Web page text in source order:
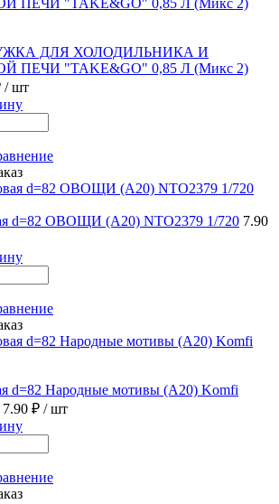
ДЛЯ ХОЛОДИЛЬНИКА И
"TAKE&GO" 0,85 Л (Микс 2)
/ шт
d=82 ОВОЩИ (А20) NTO2379 1/720 7.90
Народные мотивы (А20) Komfi
7.90 ₽ / шт